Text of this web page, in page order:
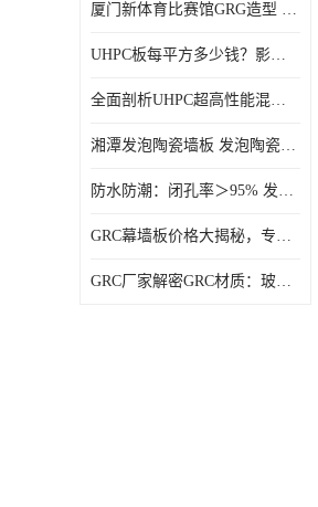
厦门新体育比赛馆GRG造型 GRG材料 广东GRG厂家
UHPC板每平方多少钱？影响价格的关键因素解析
全面剖析UHPC超高性能混凝土：优势显著，劣势何在？
湘潭发泡陶瓷墙板 发泡陶瓷装饰构件 轻质高强：密度低但抗压强度高
防水防潮：闭孔率＞95% 发泡陶瓷装饰构件 南阳发泡陶瓷厂家
GRC幕墙板价格大揭秘，专业厂家报价助您轻松掌控预算
GRC厂家解密GRC材质：玻璃纤维与水泥复合，创新建筑新选择